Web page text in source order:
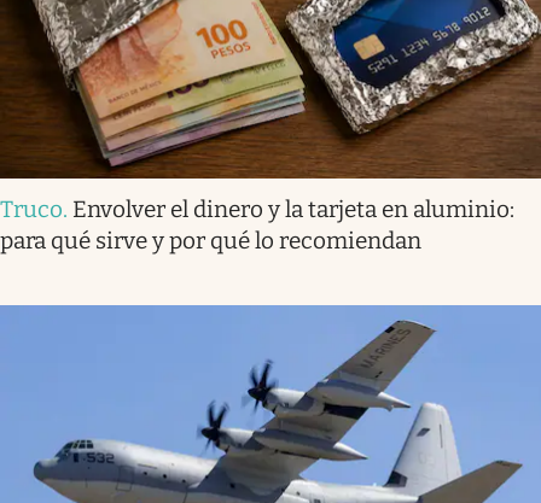
Truco. Envolver el dinero y la tarjeta en aluminio:
para qué sirve y por qué lo recomiendan